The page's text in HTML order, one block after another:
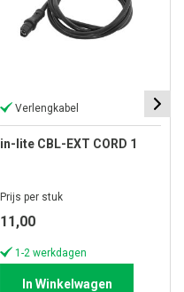
Verlengkabel
in-lite CBL-EXT CORD 1
Prijs per stuk
11,00
1-2 werkdagen
In Winkelwagen